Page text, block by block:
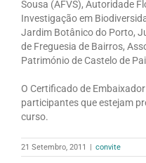
Sousa (AFVS), Autoridade
Investigação em
Jardim Botânico do Porto,
de Freguesia de Bairros,
Património de Castelo de
O Certificado de
participantes que estejam
curso.
21 Setembro, 2011 convite